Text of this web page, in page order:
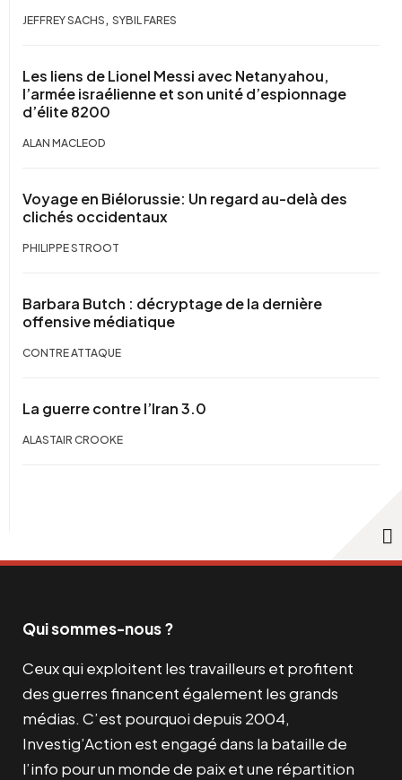
JEFFREY SACHS , SYBIL FARES
Les liens de Lionel Messi avec Netanyahou,
l’armée israélienne et son unité d’espionnage
d’élite 8200
ALAN MACLEOD
Voyage en Biélorussie: Un regard au-delà des
clichés occidentaux
PHILIPPE STROOT
Barbara Butch : décryptage de la dernière
offensive médiatique
CONTRE ATTAQUE
La guerre contre l’Iran 3.0
ALASTAIR CROOKE
Qui sommes-nous ?
Ceux qui exploitent les travailleurs et profitent
des guerres financent également les grands
médias. C’est pourquoi depuis 2004,
Investig’Action est engagé dans la bataille de
l’info pour un monde de paix et une répartition